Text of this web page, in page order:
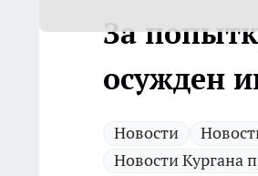
За
осужден
Новости
Новости Кургана